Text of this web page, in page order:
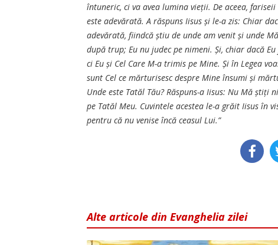
întuneric, ci va avea lumina vieții. De aceea,
este adevărată. A răspuns Iisus și le-a zis: Chiar
adevărată, fiindcă știu de unde am venit și unde
după trup; Eu nu judec pe nimeni. Și, chiar dacă
ci Eu și Cel Care M-a trimis pe Mine. Și în Legea
sunt Cel ce mărturisesc despre Mine însumi și
Unde este Tatăl Tău? Răspuns-a Iisus: Nu Mă
pe Tatăl Meu. Cuvintele acestea le-a grăit Iisus în
pentru că nu venise încă ceasul Lui.”
Alte articole din Evanghelia zilei